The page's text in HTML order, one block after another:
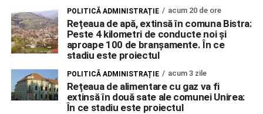
POLITICĂ ADMINISTRAȚIE acum 20 de ore
Rețeaua de apă, extinsă în comuna Bistra:
Peste 4 kilometri de conducte noi și
aproape 100 de branșamente. În ce
stadiu este proiectul
POLITICĂ ADMINISTRAȚIE acum 3 zile
Rețeaua de alimentare cu gaz va fi
extinsă în două sate ale comunei Unirea:
În ce stadiu este proiectul